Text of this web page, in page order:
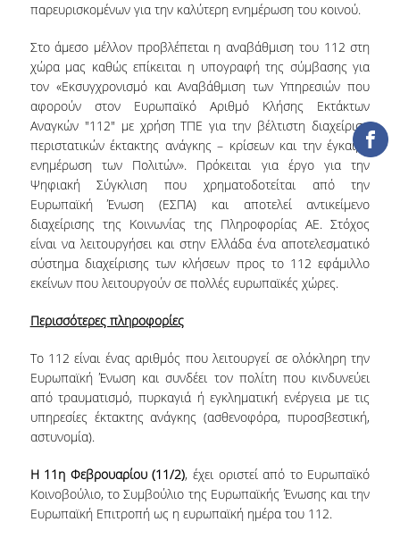
ΠΡΟΣΒΑΣΙΜΟΤΗΤΑ
ΕΡΓΑΛΕΙΑ
ΟΔΗΓΟΙ ΒΙΒΛΙΟΘΗΚΗΣ
ΒΙΒΛΙΟΜΕΤΡΙΑ
WOS
SCOPUS
GOOGLE SCHOLAR
MICROSOFT ACADEMIC
CITATION REPORTS
ΑΚΑΔΗΜΑΪΚΗ ΓΩΝΙΑ
ΜΑΘΗΣΗΣ
ΣΥΝΕΡΓΕΙΕΣ
παρευρισκομένων για την καλύτερη ενημέρωση του κοινού.
Στο άμεσο μέλλον προβλέπεται η αναβάθμιση του 112 στη
χώρα μας καθώς επίκειται η υπογραφή της σύμβασης για
τον «Εκσυγχρονισμό και Αναβάθμιση των Υπηρεσιών που
αφορούν στον Ευρωπαϊκό Αριθμό Κλήσης Εκτάκτων
Αναγκών "112" με χρήση ΤΠΕ για την βέλτιστη διαχείριση
περιστατικών έκτακτης ανάγκης – κρίσεων και την έγκαιρη
ενημέρωση των Πολιτών». Πρόκειται για έργο για την
Ψηφιακή Σύγκλιση που χρηματοδοτείται από την
Ευρωπαϊκή Ένωση (ΕΣΠΑ) και αποτελεί αντικείμενο
διαχείρισης της Κοινωνίας της Πληροφορίας ΑΕ. Στόχος
είναι να λειτουργήσει και στην Ελλάδα ένα αποτελεσματικό
σύστημα διαχείρισης των κλήσεων προς το 112 εφάμιλλο
εκείνων που λειτουργούν σε πολλές ευρωπαϊκές χώρες.
Περισσότερες πληροφορίες
Το 112 είναι ένας αριθμός που λειτουργεί σε ολόκληρη την
Ευρωπαϊκή Ένωση και συνδέει τον πολίτη που κινδυνεύει
από τραυματισμό, πυρκαγιά ή εγκληματική ενέργεια με τις
υπηρεσίες έκτακτης ανάγκης (ασθενοφόρα, πυροσβεστική,
αστυνομία).
Η 11η Φεβρουαρίου (11/2), έχει οριστεί από το Ευρωπαϊκό
Κοινοβούλιο, το Συμβούλιο της Ευρωπαϊκής Ένωσης και την
Ευρωπαϊκή Επιτροπή ως η ευρωπαϊκή ημέρα του 112.